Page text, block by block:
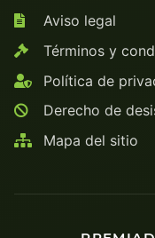
Aviso legal
Términos y
Política de
Derecho de
Mapa del sitio